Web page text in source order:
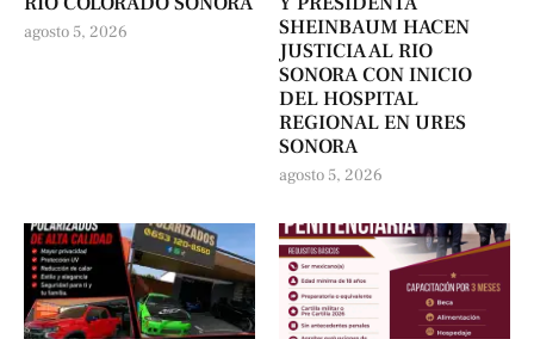
agosto 5, 2026
SHEINBAUM HACEN
JUSTICIA AL RIO
SONORA CON INICIO
DEL HOSPITAL
REGIONAL EN URES
SONORA
agosto 5, 2026